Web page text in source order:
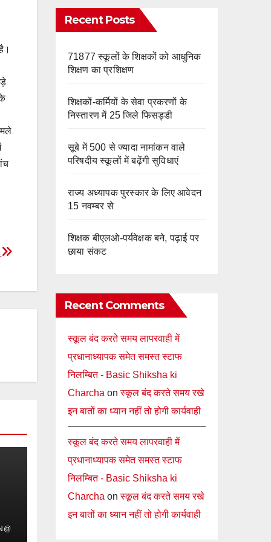
Recent Posts
71877 स्कूलों के शिक्षकों को आधुनिक
शिक्षण का प्रशिक्षण
शिक्षकों-कर्मियों के सेवा प्रकरणों के
निस्तारण में 25 जिले फिसड्डी
सूबे में 500 से ज्यादा नामांकन वाले
परिषदीय स्कूलों में बढ़ेंगी सुविधाएं
राज्य अध्यापक पुरस्कार के लिए आवेदन
15 नवम्बर से
शिक्षक बीएलओ-पर्यवेक्षक बने, पढ़ाई पर
छाया संकट
Recent Comments
स्कूल बंद करते समय लापरवाही में
प्रधानाध्यापक समेत समस्त स्टाफ
निलम्बित - Basic Shiksha ki
Charcha onस्कूल बंद करते समय रखे
इन बातों का ध्यान नहीं तो होगी कार्यवाही
स्कूल बंद करते समय लापरवाही में
प्रधानाध्यापक समेत समस्त स्टाफ
निलम्बित - Basic Shiksha ki
Charcha onस्कूल बंद करते समय रखे
इन बातों का ध्यान नहीं तो होगी कार्यवाही